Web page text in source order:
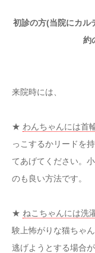
初診の方(当院にカル
約
来院時には、
★ わんちゃんには首
っこするかリードを
てあげてください。
のも良い方法です。
★ ねこちゃんには洗
験上怖がりな猫ちゃ
逃げようとする場合